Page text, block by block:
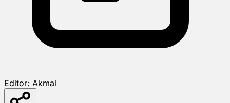
Editor: Akmal